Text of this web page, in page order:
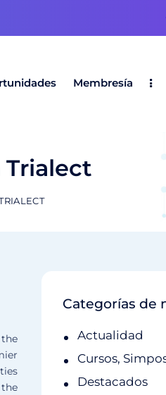
Membresía
Categorías de
Actualidad
Cursos,
Destacados